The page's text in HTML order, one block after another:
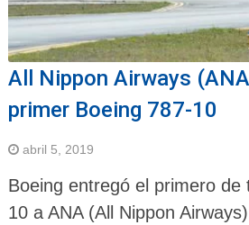
All Nippon Airways
primer Boeing 787-10
abril 5, 2019
Boeing entregó el primero de
10 a ANA (All Nippon